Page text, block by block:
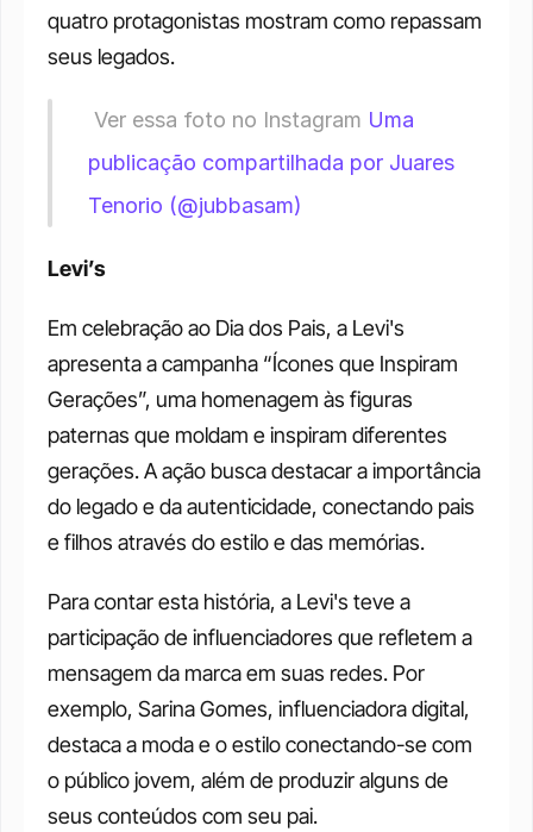
quatro protagonistas mostram como repassam
seus legados.
Ver essa foto no Instagram Uma
publicação compartilhada por Juares
Tenorio (@jubbasam)
Levi’s
Em celebração ao Dia dos Pais, a Levi's
apresenta a campanha “Ícones que Inspiram
Gerações”, uma homenagem às figuras
paternas que moldam e inspiram diferentes
gerações. A ação busca destacar a importância
do legado e da autenticidade, conectando pais
e filhos através do estilo e das memórias.
Para contar esta história, a Levi's teve a
participação de influenciadores que refletem a
mensagem da marca em suas redes. Por
exemplo, Sarina Gomes, influenciadora digital,
destaca a moda e o estilo conectando-se com
o público jovem, além de produzir alguns de
seus conteúdos com seu pai.